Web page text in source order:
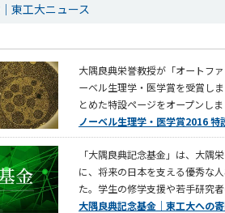
東工大ニュース
大隅良典栄誉教授が「オートフ
ーベル生理学・医学賞を受賞し
とめた特設ページをオープンしま
ノーベル生理学・医学賞2016 特
「大隅良典記念基金」は、大隅
に、将来の日本を支える優秀な
た。学生の修学支援や若手研究
大隅良典記念基金｜東工大への